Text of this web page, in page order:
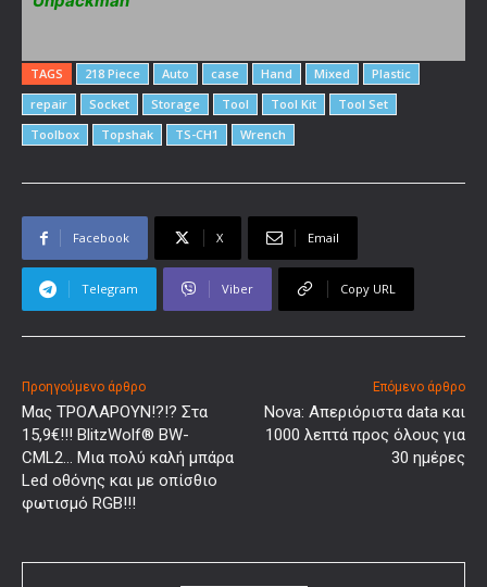
TAGS 218 Piece Auto case Hand Mixed
Plastic
repair
Socket Storage Tool Tool Kit
Tool Set
Toolbox
Topshak TS-CH1 Wrench
Facebook X Email
Telegram Viber Copy URL
Προηγούμενο άρθρο
Μας ΤΡΟΛΑΡΟΥΝ!?!? Στα
15,9€!!! BlitzWolf® BW-
CML2… Μια πολύ καλή μπάρα
Led οθόνης και με οπίσθιο
φωτισμό RGB!!!
Επόμενο άρθρο
Nova: Απεριόριστα data και
1000 λεπτά προς όλους για
30 ημέρες